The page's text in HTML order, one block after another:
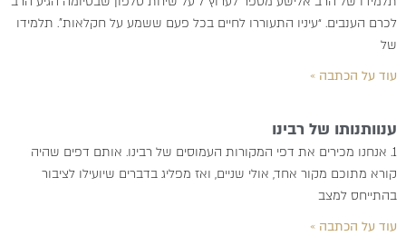
לכרם הענבים. “עיניו התעוררו לחיים בכל פעם ששמע על חקלאות”. תלמידו
של
עוד על הכתבה »
ענוותנותו של רבינו
1. אנחנו מכירים את דפי המקורות העמוסים של רבינו. אותם דפים שהיה
קורא מתוכם מקור אחד, אולי שניים, ואז מפליג בדברים שיועילו לציבור
בהתייחס למצב
עוד על הכתבה »